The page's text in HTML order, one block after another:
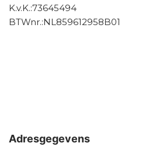
K.v.K.:73645494
BTWnr.:NL859612958B01
Adresgegevens